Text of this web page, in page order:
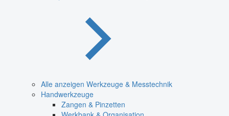
Alle anzeigen Werkzeuge & Messtechnik
Handwerkzeuge
Zangen & Pinzetten